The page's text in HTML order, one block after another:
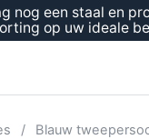
nog een staal en
op uw ideale
/ Blauw